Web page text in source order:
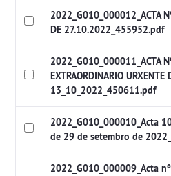
2022_G010_000012_ACTA
DE 27.10.2022_455952.pdf
2022_G010_000011_ACTA
EXTRAORDINARIO URXENTE
13_10_2022_450611.pdf
2022_G010_000010_Acta
de 29 de setembro de
2022_G010_000009_Acta